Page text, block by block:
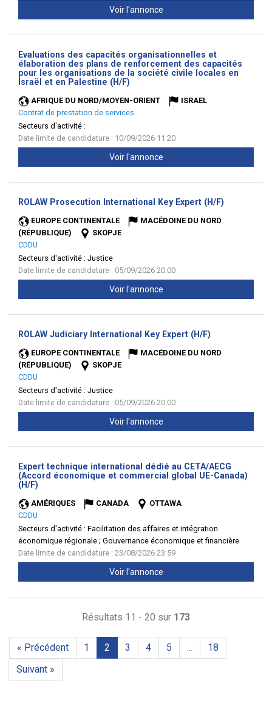
Voir l'annonce
Evaluations des capacités organisationnelles et
élaboration des plans de renforcement des capacités
pour les organisations de la société civile locales en
Israël et en Palestine (H/F)
AFRIQUE DU NORD/MOYEN-ORIENT
ISRAEL
Contrat de prestation de services
Secteurs d'activité :
Date limite de candidature : 10/09/2026 11:20
Voir l'annonce
ROLAW Prosecution International Key Expert (H/F)
EUROPE CONTINENTALE
MACÉDOINE DU NORD
(RÉPUBLIQUE)
SKOPJE
CDDU
Secteurs d'activité : Justice
Date limite de candidature : 05/09/2026 20:00
Voir l'annonce
ROLAW Judiciary International Key Expert (H/F)
EUROPE CONTINENTALE
MACÉDOINE DU NORD
(RÉPUBLIQUE)
SKOPJE
CDDU
Secteurs d'activité : Justice
Date limite de candidature : 05/09/2026 20:00
Voir l'annonce
Expert technique international dédié au CETA/AECG
(Accord économique et commercial global UE-Canada)
(H/F)
AMÉRIQUES CANADA
OTTAWA
CDDU
Secteurs d'activité : Facilitation des affaires et intégration
économique régionale ; Gouvernance économique et financière
Date limite de candidature : 23/08/2026 23:59
Voir l'annonce
Résultats 11 - 20 sur 173
« Précédent 1 2 3 4 5 ...
18
Suivant »